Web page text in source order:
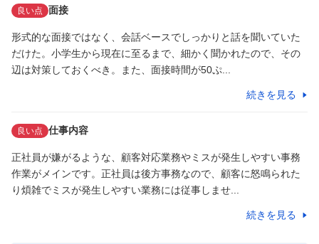
良い点 面接
形式的な面接ではなく、会話ベースでしっかりと話を聞いていた
だけた。小学生から現在に至るまで、細かく聞かれたので、その
辺は対策しておくべき。また、面接時間が50ぷ...
続きを見る
良い点 仕事内容
正社員が嫌がるような、顧客対応業務やミスが発生しやすい事務
作業がメインです。正社員は後方事務なので、顧客に怒鳴られた
り煩雑でミスが発生しやすい業務には従事しませ...
続きを見る